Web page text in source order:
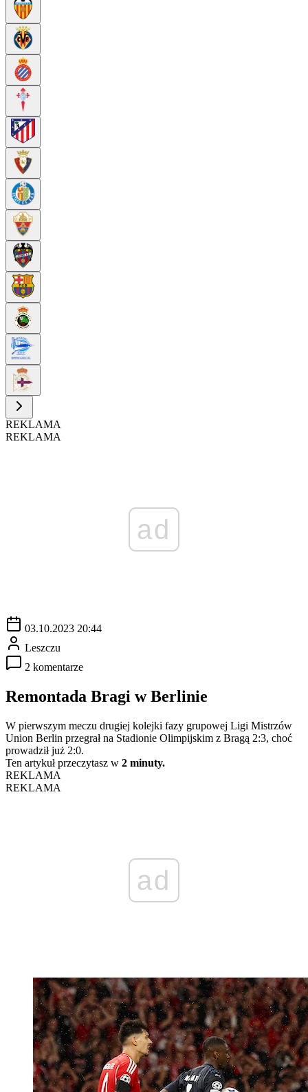
REKLAMA
REKLAMA
ad
03.10.2023 20:44
Leszczu
2 komentarze
Remontada Bragi w Berlinie
W pierwszym meczu drugiej kolejki fazy grupowej Ligi Mistrzów
Union Berlin przegrał na Stadionie Olimpijskim z Bragą 2:3, choć
prowadził już 2:0.
Ten artykuł przeczytasz w 2 minuty.
REKLAMA
REKLAMA
ad